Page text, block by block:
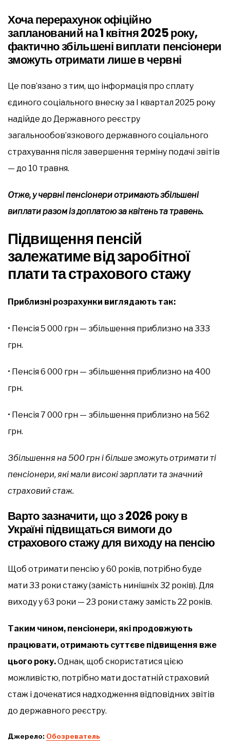
Хоча перерахунок офіційно
запланований на 1 квітня 2025 року,
фактично збільшені виплати пенсіонери
зможуть отримати лише в червні
Це пов’язано з тим, що інформація про сплату
єдиного соціального внеску за І квартал 2025 року
надійде до Державного реєстру
загальнообов’язкового державного соціального
страхування після завершення терміну подачі звітів
— до 10 травня.
Отже, у червні пенсіонери отримають збільшені
виплати разом із доплатою за квітень та травень.
Підвищення пенсій
залежатиме від заробітної
плати та страхового стажу
Приблизні розрахунки виглядають так:
• Пенсія 5 000 грн — збільшення приблизно на 333
грн.
• Пенсія 6 000 грн — збільшення приблизно на 400
грн.
• Пенсія 7 000 грн — збільшення приблизно на 562
грн.
Збільшення на 500 грн і більше зможуть отримати ті
пенсіонери, які мали високі зарплати та значний
страховий стаж.
Варто зазначити, що з 2026 року в
Україні підвищаться вимоги до
страхового стажу для виходу на пенсію
Щоб отримати пенсію у 60 років, потрібно буде
мати 33 роки стажу (замість нинішніх 32 років). Для
виходу у 63 роки — 23 роки стажу замість 22 років.
Таким чином, пенсіонери, які продовжують
працювати, отримають суттєве підвищення вже
цього року.Однак, щоб скористатися цією
можливістю, потрібно мати достатній страховий
стаж і дочекатися надходження відповідних звітів
до державного реєстру.
Джерело: Обозреватель